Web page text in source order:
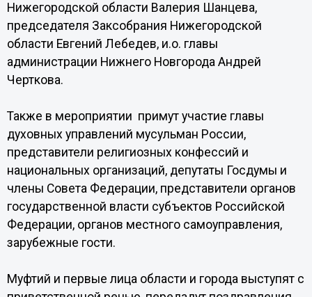
Нижегородской области Валерия Шанцева,
председателя Заксобрания Нижегородской
области Евгений Лебедев, и.о. главы
администрации Нижнего Новгорода Андрей
Черткова.
Также в мероприятии примут участие главы
духовных управлений мусульман России,
представители религиозных конфессий и
национальных организаций, депутаты Госдумы и
члены Совета Федерации, представители органов
государственной власти субъектов Российской
Федерации, органов местного самоуправления,
зарубежные гости.
Муфтий и первые лица области и города выступят с